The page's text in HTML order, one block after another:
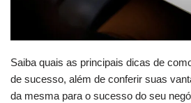
Saiba quais as principais dicas de
de sucesso, além de conferir suas
da mesma para o sucesso do seu